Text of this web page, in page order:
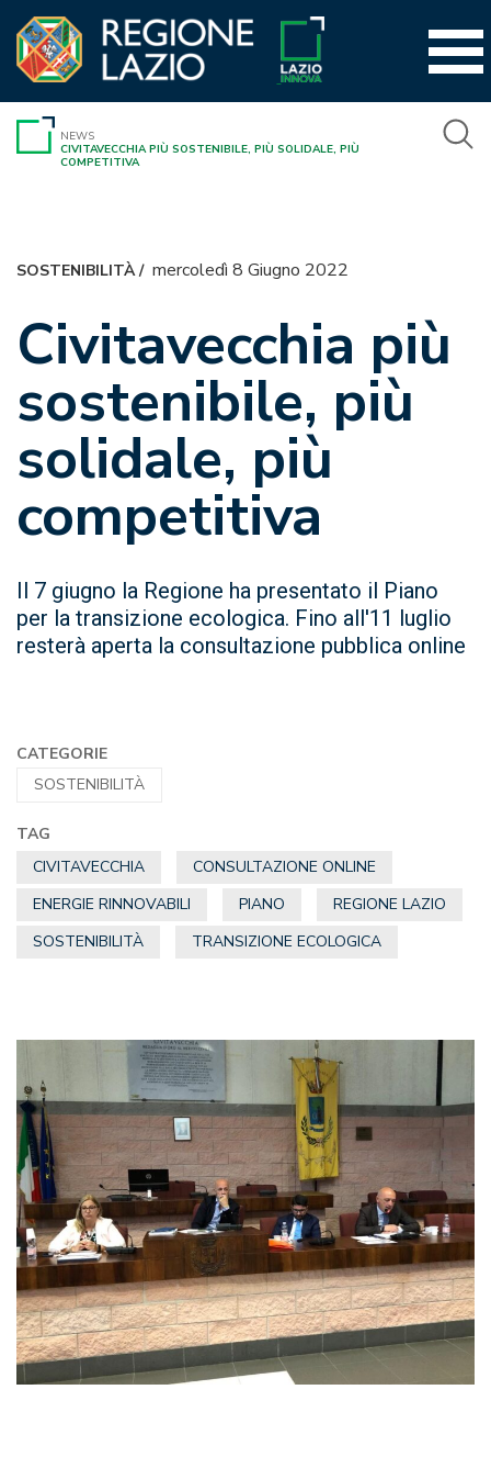
contenuto
NEWS
CIVITAVECCHIA PIÙ SOSTENIBILE, PIÙ SOLIDALE, PIÙ
COMPETITIVA
SOSTENIBILITÀ/ mercoledì 8 Giugno 2022
Civitavecchia più
sostenibile, più
solidale, più
competitiva
Il 7 giugno la Regione ha presentato il Piano
per la transizione ecologica. Fino all'11 luglio
resterà aperta la consultazione pubblica online
CATEGORIE
SOSTENIBILITÀ
TAG
CIVITAVECCHIA
CONSULTAZIONE ONLINE
ENERGIE RINNOVABILI
PIANO
REGIONE LAZIO
SOSTENIBILITÀ
TRANSIZIONE ECOLOGICA